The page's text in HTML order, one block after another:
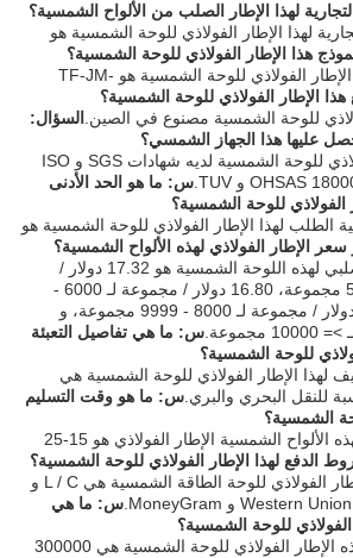
لهذا الإطار الصلب من الألواح الشمسية؟
لهذا الإطار الفولاذي للوحة الشمسية هو
هذا الإطار الفولاذي للوحة الشمسية؟
الجواب: رقم نموذج هذا الإطار الفولاذي للوحة الشمسية هو TF-JM-
الإطار الفولاذي للوحة الشمسية؟
للوحة الشمسية مصنوع في الصين. السؤال:
عليها هذا الجهاز الشمسي؟
الجواب: هذا الإطار الفولاذي للوحة الشمسية لديه شهادات SGS و ISO
س: ما هو الحد الأدنى
الفولاذي للوحة الشمسية؟
الطلب لهذا الإطار الفولاذي للوحة الشمسية هو
الإطار الفولاذي لهذه الألواح الشمسية؟
الجواب: سعر الإطار الصلبي لهذه اللوحة الشمسية هو 17.32 دولار /
مجموعة لـ 5000 - 5999 مجموعة، 16.80 دولار / مجموعة لـ 6000 -
7999 مجموعة، 15.80 دولار / مجموعة لـ 8000 - 9999 مجموعة، و
س: ما هي تفاصيل التعبئة
للوحة الشمسية؟
لهذا الإطار الفولاذي للوحة الشمسية هي
للنقل البحري والبري.س: ما هو وقت التسليم
الشمسية؟
الجواب: وقت التسليم لهذه الألواح الشمسية الإطار الفولاذي هو 15-25
لهذا الإطار الفولاذي للوحة الشمسية؟
ج: شروط الدفع لهذا الإطار الفولاذي للوحة الطاقة الشمسية هي L / C و
س: ما هي
الفولاذي للوحة الشمسية؟
الجواب: قدرة التوريد لهذه الإطار الفولاذي للوحة الشمسية هي 300000